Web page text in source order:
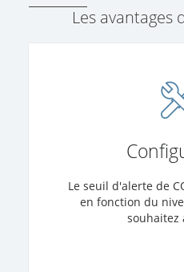
Les avantages
Le seuil d'alerte de
en fonction du
souhaitez